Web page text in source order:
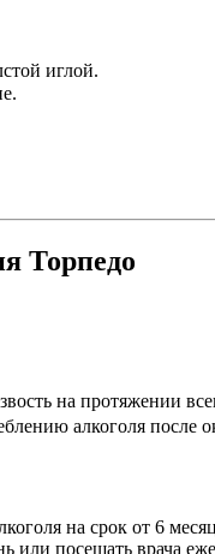
иглой.
Торпедо
на протяжении
алкоголя после
на срок от 6
или посещать врача